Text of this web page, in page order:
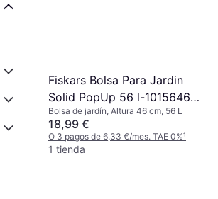
Fiskars Bolsa Para Jardin
Solid PopUp 56 l-1015646
56L
Bolsa de jardín, Altura 46 cm, 56 L
18,99 €
O 3 pagos de 6,33 €/mes. TAE 0%¹
1 tienda